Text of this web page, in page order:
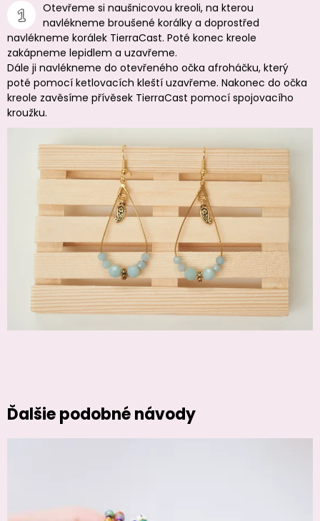
Otevřeme si naušnicovou kreoli, na kterou
navlékneme broušené korálky a doprostřed
navlékneme korálek TierraCast. Poté konec kreole
zakápneme lepidlem a uzavřeme.
Dále ji navlékneme do otevřeného očka afroháčku, který
poté pomocí ketlovacích kleští uzavřeme. Nakonec do očka
kreole zavěsíme přívěsek TierraCast pomocí spojovacího
kroužku.
Ďalšie podobné návody